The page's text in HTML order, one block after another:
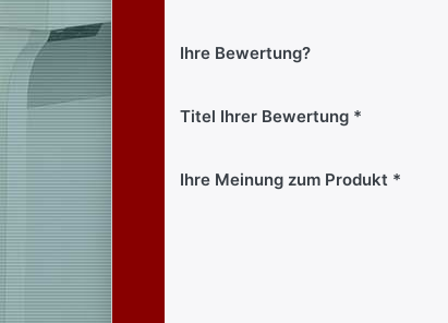
Ihre Bewertung?
Titel Ihrer Bewertung
Ihre Meinung zum Produkt